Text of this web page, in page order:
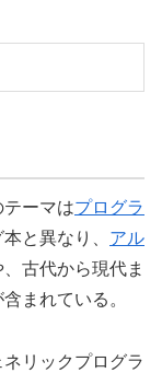
テーマはプログラ
と異なり、 アル
古代から現代ま
まれている。
リックプログラ